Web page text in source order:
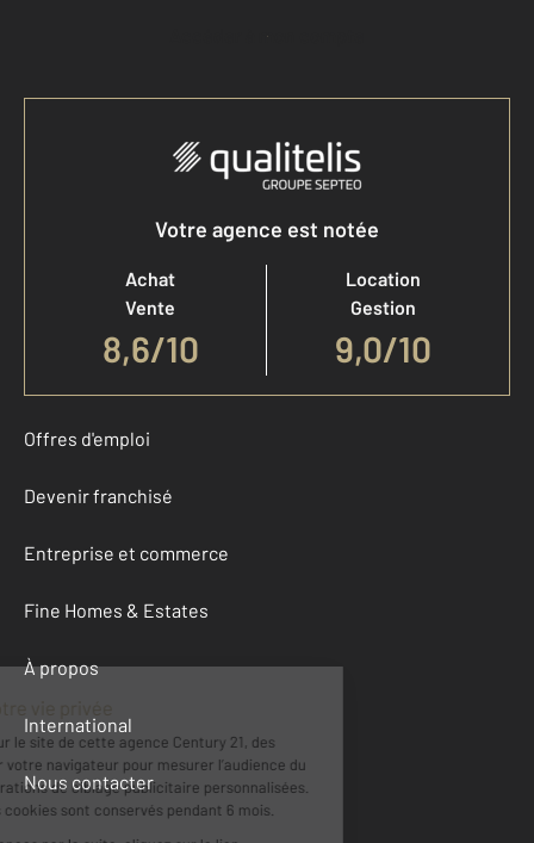
Accéder à mon compte
Votre agence est notée
Achat
Vente
8,6/10
Location
Gestion
9,0/10
Offres d'emploi
Devenir franchisé
Entreprise et commerce
Fine Homes & Estates
À propos
International
Nous contacter